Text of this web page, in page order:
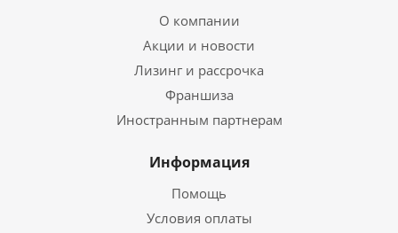
О компании
Акции и новости
Лизинг и рассрочка
Франшиза
Иностранным партнерам
Информация
Помощь
Условия оплаты